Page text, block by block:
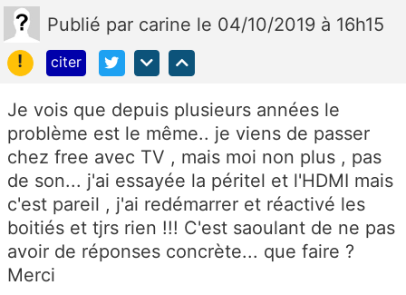
Publié par carine le 04/10/2019 à 16h15
!
citer
Je vois que depuis plusieurs années le
problème est le même.. je viens de passer
chez free avec TV , mais moi non plus , pas
de son... j'ai essayée la péritel et l'HDMI mais
c'est pareil , j'ai redémarrer et réactivé les
boitiés et tjrs rien !!! C'est saoulant de ne pas
avoir de réponses concrète... que faire ?
Merci